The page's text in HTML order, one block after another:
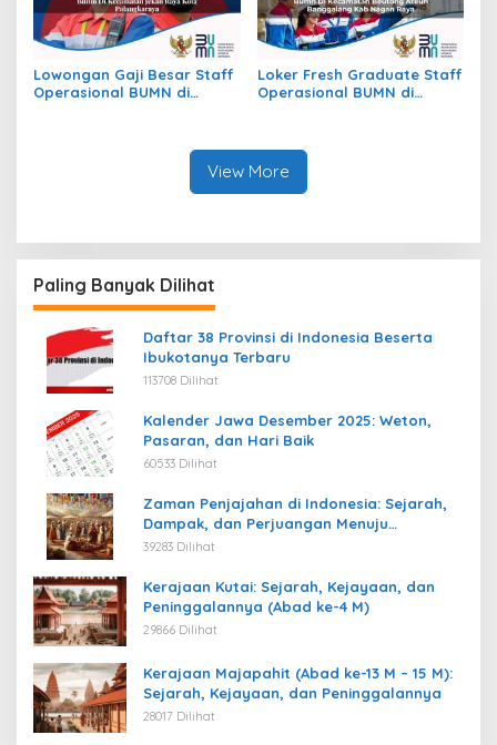
Lowongan Gaji Besar Staff
Operasional BUMN di
Loker Fresh Graduate Staff
Operasional BUMN di
View More
Paling Banyak Dilihat
Daftar 38 Provinsi di Indonesia Beserta
Ibukotanya Terbaru
113708 Dilihat
Kalender Jawa Desember 2025: Weton,
Pasaran, dan Hari Baik
60533 Dilihat
Zaman Penjajahan di Indonesia: Sejarah,
Dampak, dan Perjuangan Menuju
Kemerdekaan
39283 Dilihat
Kerajaan Kutai: Sejarah, Kejayaan, dan
Peninggalannya (Abad ke-4 M)
29866 Dilihat
Kerajaan Majapahit (Abad ke-13 M – 15 M):
Sejarah, Kejayaan, dan Peninggalannya
28017 Dilihat